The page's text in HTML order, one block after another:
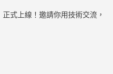
式上線！邀請你用技術交流，